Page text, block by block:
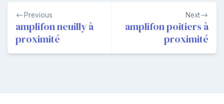
Navigation
de
l’article
Previous
amplifon neuilly à
proximité
Next
amplifon poitiers à
proximité